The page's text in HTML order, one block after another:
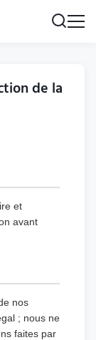
de la
et
avant
nos
; nous ne
faites par